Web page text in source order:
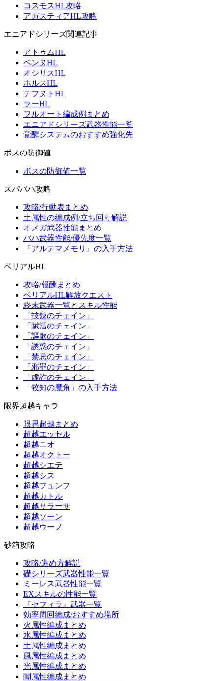
コスモスHL攻略
アガスティアHL攻略
エニアドシリーズ関連記事
アトゥムHL
ベンヌHL
オシリスHL
ホルスHL
テフヌトHL
ラーHL
フルオート編成例まとめ
エニアドシリーズ武器性能一覧
覚醒システムのおすすめ強化先
ボスの防御値
ボスの防御値一覧
スパバハ攻略
攻略/行動表まとめ
土属性の編成例/立ち回り解説
オメガ武器性能まとめ
バハ武器性能/優先度一覧
『アルテマメモリ』の入手方法
ベリアルHL
攻略/報酬まとめ
ベリアルHL解放クエスト
終末武器一覧とスキル性能
「技錬のチェイン」
「賦活のチェイン」
「謳歌のチェイン」
「誘惑のチェイン」
「禁忌のチェイン」
「邪罪のチェイン」
「虚詐のチェイン」
「狡知の魔角」の入手方法
限界超越キャラ
限界超越まとめ
超越エッセル
超越ニオ
超越オクトー
超越シエテ
超越シス
超越フュンフ
超越カトル
超越サラーサ
超越ソーン
超越ウーノ
砂箱攻略
攻略/進め方解説
礎シリーズ武器性能一覧
ミーレス武器性能一覧
EXスキルの性能一覧
『セフィラ』武器一覧
効率周回編成/おすすめ場所
火属性編成まとめ
水属性編成まとめ
土属性編成まとめ
風属性編成まとめ
光属性編成まとめ
闇属性編成まとめ